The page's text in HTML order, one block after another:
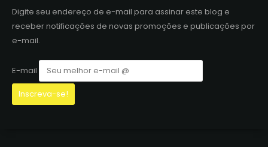
Digite seu endereço de e-mail para assinar este blog e
receber notificações de novas promoções e publicações por
e-mail.
E-mail